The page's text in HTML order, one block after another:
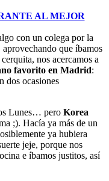
AL MEJOR
con un colega por la
que íbamos
nos acercamos a
favorito en Madrid:
dos ocasiones
Lunes… pero Korea
;). Hacía ya más de un
ya hubiera
jeje, porque nos
e íbamos justitos, así